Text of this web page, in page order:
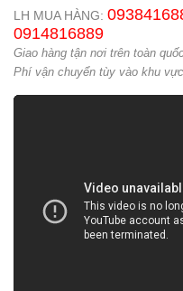
LH MUA HÀNG:
0914816889
Giao hàng tận nơi trên toàn
Phí vận chuyển tùy vào khu